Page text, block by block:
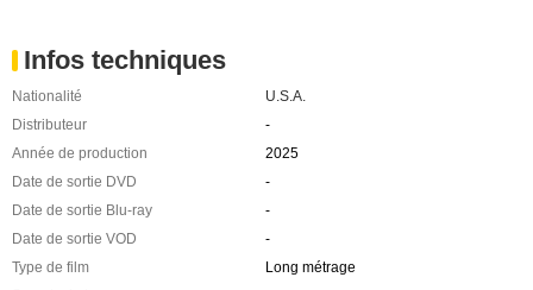
Infos techniques
Nationalité
U.S.A.
Distributeur
-
Année de production
2025
Date de sortie DVD
-
Date de sortie Blu-ray
-
Date de sortie VOD
-
Type de film
Long métrage